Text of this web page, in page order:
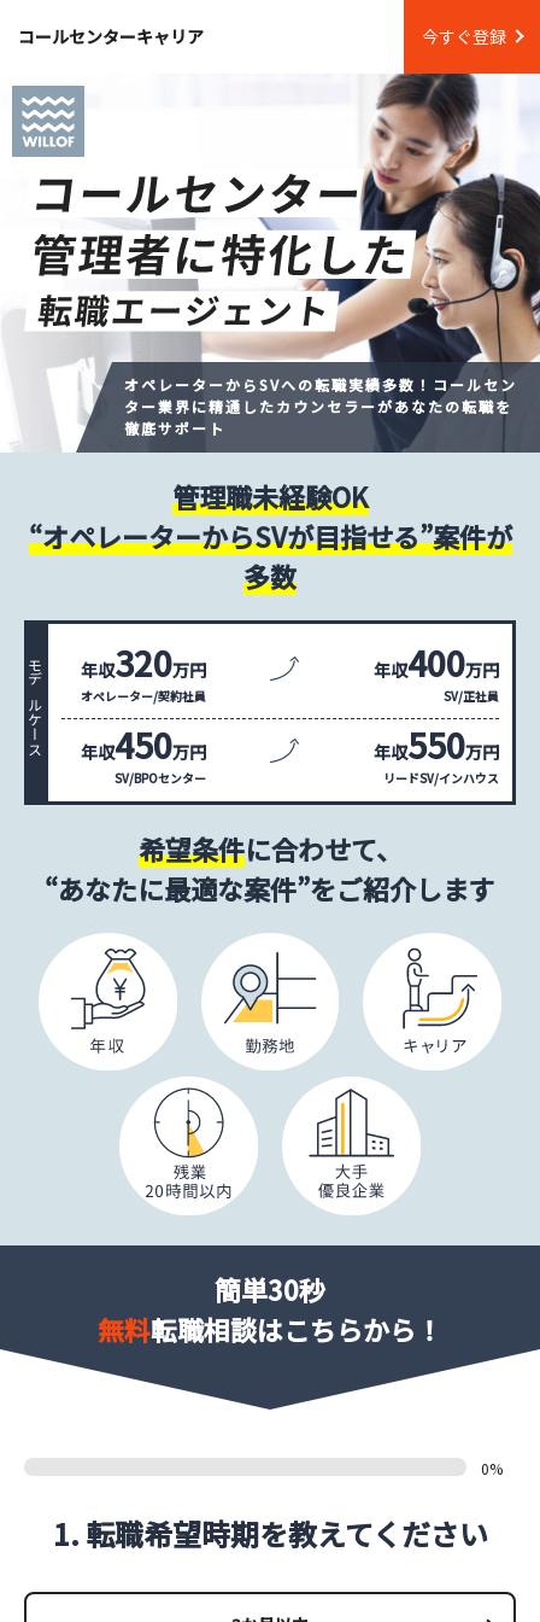
コールセンターキャリア 今すぐ登録
オペレーターからSVへの転職実績多数！ コールセン
ター業界に精通したカウンセラーがあなたの転職を
徹底サポート
管理職未経験OK
“オペレーターからSVが目指せる”案件が
多数
モデルケース 年収320万円
オペレーター/契約社員
年収400万円
SV/正社員
年収450万円
SV/BPOセンター
年収550万円
リードSV/インハウス
希望条件に合わせて、
“あなたに最適な案件”をご紹介します
簡単30秒
無料転職相談はこちらから！
0%
1. 転職希望時期を教えてください